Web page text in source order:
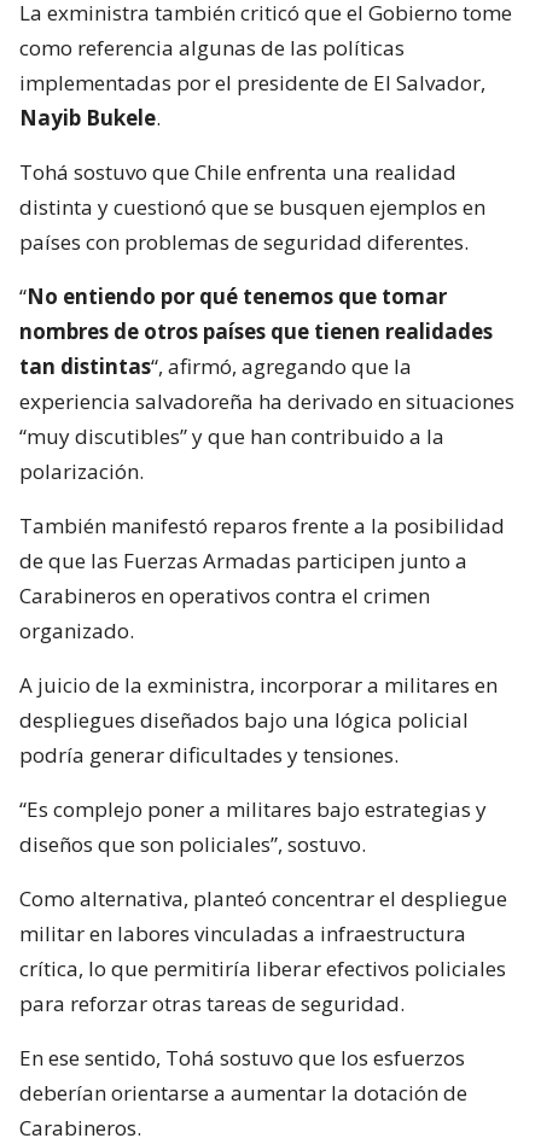
La exministra también criticó que el Gobierno tome
como referencia algunas de las políticas
implementadas por el presidente de El Salvador,
Nayib Bukele.
Tohá sostuvo que Chile enfrenta una realidad
distinta y cuestionó que se busquen ejemplos en
países con problemas de seguridad diferentes.
“No entiendo por qué tenemos que tomar
nombres de otros países que tienen realidades
tan distintas“, afirmó, agregando que la
experiencia salvadoreña ha derivado en situaciones
“muy discutibles” y que han contribuido a la
polarización.
También manifestó reparos frente a la posibilidad
de que las Fuerzas Armadas participen junto a
Carabineros en operativos contra el crimen
organizado.
A juicio de la exministra, incorporar a militares en
despliegues diseñados bajo una lógica policial
podría generar dificultades y tensiones.
“Es complejo poner a militares bajo estrategias y
diseños que son policiales”, sostuvo.
Como alternativa, planteó concentrar el despliegue
militar en labores vinculadas a infraestructura
crítica, lo que permitiría liberar efectivos policiales
para reforzar otras tareas de seguridad.
En ese sentido, Tohá sostuvo que los esfuerzos
deberían orientarse a aumentar la dotación de
Carabineros.